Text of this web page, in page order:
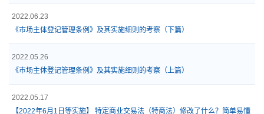
2022.06.23
《市场主体登记管理条例》及其实施细则的考察（下篇）
2022.05.26
《市场主体登记管理条例》及其实施细则的考察（上篇）
2022.05.17
【2022年6月1日等实施】 特定商业交易法（特商法）修改了什么？简单易懂